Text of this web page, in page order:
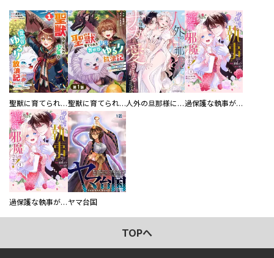
聖獣に育てられた少年の異世界ゆるり放浪記～神様からもらったチート魔法で、仲間たちとスローライフを満喫中～ 聖獣に育てられた少年の異世界ゆるり放浪記～神様からもらったチート魔法で、仲間たちとスローライフを満喫中～【分冊版】 人外の旦那様に娶られ毎晩ナカまで愛される…。アンソロジー 過保護な執事が私の婚活を邪魔してきます！ 分冊版
過保護な執事が私の婚活を邪魔してきます！ ヤマ台国
TOPへ